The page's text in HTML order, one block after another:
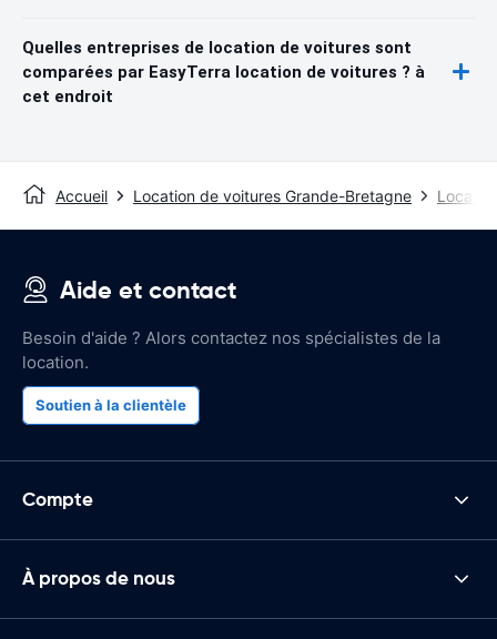
Quelles entreprises de location de voitures sont
comparées par EasyTerra location de voitures ? à
cet endroit
Accueil Location de voitures Grande-Bretagne
Aide et contact
Besoin d'aide ? Alors contactez nos spécialistes de la
location.
Soutien à la clientèle
Compte
À propos de nous